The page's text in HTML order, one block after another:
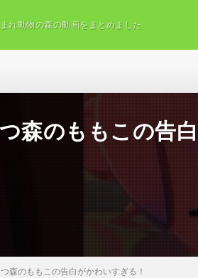
れ動物の森の動画をまとめました
森のももこの告
つ森のももこの告白がかわいすぎる！